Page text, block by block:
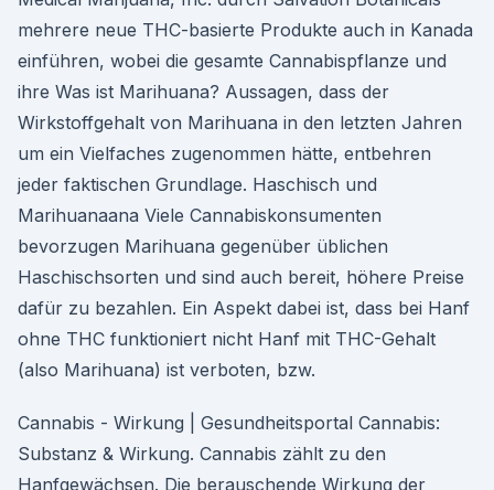
mehrere neue THC-basierte Produkte auch in Kanada
einführen, wobei die gesamte Cannabispflanze und
ihre Was ist Marihuana? Aussagen, dass der
Wirkstoffgehalt von Marihuana in den letzten Jahren
um ein Vielfaches zugenommen hätte, entbehren
jeder faktischen Grundlage. Haschisch und
Marihuanaana Viele Cannabiskonsumenten
bevorzugen Marihuana gegenüber üblichen
Haschischsorten und sind auch bereit, höhere Preise
dafür zu bezahlen. Ein Aspekt dabei ist, dass bei Hanf
ohne THC funktioniert nicht Hanf mit THC-Gehalt
(also Marihuana) ist verboten, bzw.
Cannabis - Wirkung | Gesundheitsportal Cannabis:
Substanz & Wirkung. Cannabis zählt zu den
Hanfgewächsen. Die berauschende Wirkung der